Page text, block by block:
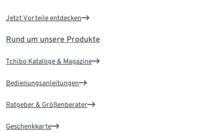
Jetzt Vorteile entdecken
Rund um unsere Produkte
Tchibo Kataloge & Magazine
Bedienungsanleitungen
Ratgeber & Größenberater
Geschenkkarte